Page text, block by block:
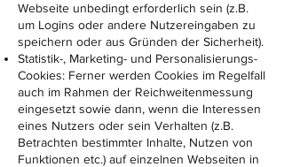
Webseite unbedingt erforderlich sein (z.B.
um Logins oder andere Nutzereingaben zu
speichern oder aus Gründen der Sicherheit).
Statistik-, Marketing- und Personalisierungs-
Cookies: Ferner werden Cookies im Regelfall
auch im Rahmen der Reichweitenmessung
eingesetzt sowie dann, wenn die Interessen
eines Nutzers oder sein Verhalten (z.B.
Betrachten bestimmter Inhalte, Nutzen von
Funktionen etc.) auf einzelnen Webseiten in